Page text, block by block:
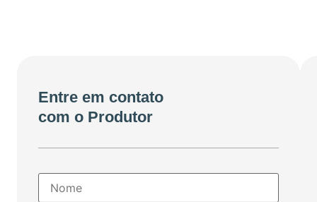
Entre em contato
com o Produtor